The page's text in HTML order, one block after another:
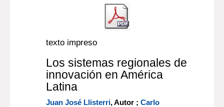
texto impreso
Los sistemas regionales de
innovación en América
Latina
Juan José Llisterri, Autor ;Carlo